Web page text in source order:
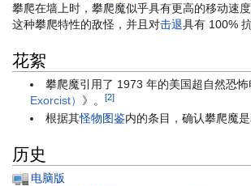
攀爬在墙上时，攀爬魔似乎具有更高的移动速
这种攀爬特性的敌怪，并且对击退具有 100% 抗
花絮
攀爬魔引用了 1973 年的美国超自然恐
Exorcist） 》。[2]
根据其怪物图鉴内的条目，确认攀爬魔是
历史
电脑版